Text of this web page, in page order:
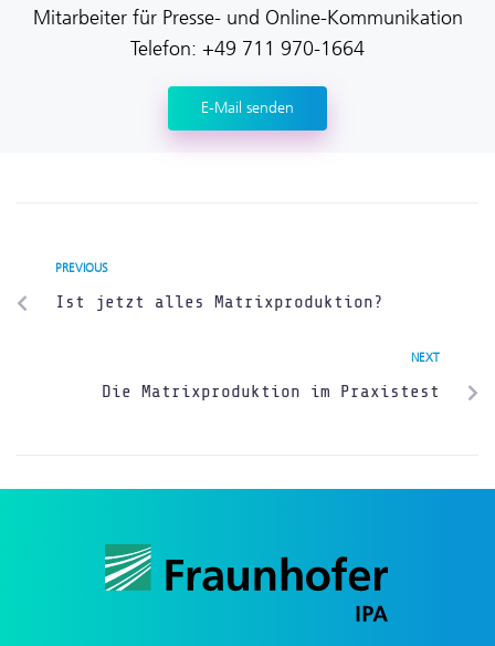
Mitarbeiter für Presse- und Online-Kommunikation
Telefon: +49 711 970-1664
E-Mail senden
PREVIOUS
Ist jetzt alles Matrixproduktion?
NEXT
Die Matrixproduktion im Praxistest